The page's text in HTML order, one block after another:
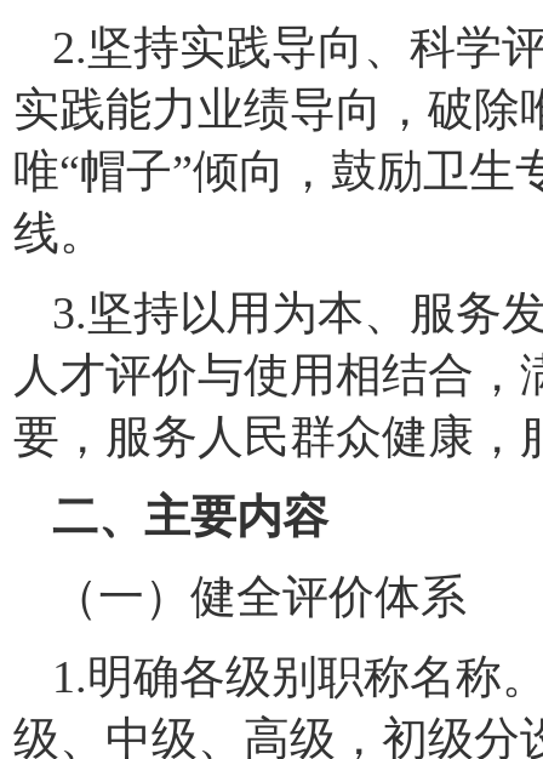
2.坚持实践导向、科学
实践能力业绩导向，破除
唯“帽子”倾向，鼓励卫生
线。
3.坚持以用为本、服务
人才评价与使用相结合
要，服务人民群众健康，
二、主要内容
（一）健全评价体系
1.明确各级别职称名称
级、中级、高级，初级分